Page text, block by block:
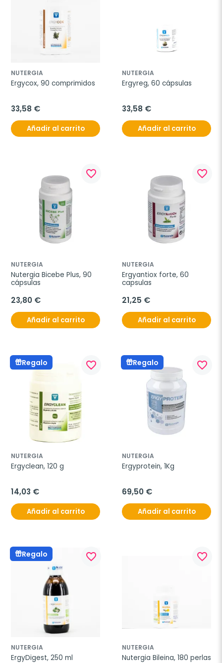
NUTERGIA
Ergycox, 90 comprimidos
33,58 €
Añadir al carrito
NUTERGIA
Ergyreg, 60 cápsulas
33,58 €
Añadir al carrito
favorite_border
NUTERGIA
Nutergia Bicebe Plus, 90
cápsulas
23,80 €
Añadir al carrito
favorite_border
NUTERGIA
Ergyantiox forte, 60
capsulas
21,25 €
Añadir al carrito
Regalo favorite_border
NUTERGIA
Ergyclean, 120 g
14,03 €
Añadir al carrito
Regalo favorite_border
NUTERGIA
Ergyprotein, 1Kg
69,50 €
Añadir al carrito
Regalo favorite_border
NUTERGIA
ErgyDigest, 250 ml
favorite_border
NUTERGIA
Nutergia Bileina, 180 perlas